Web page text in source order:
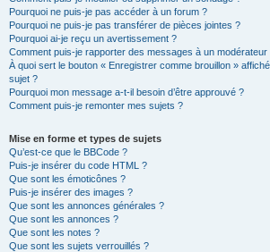
Pourquoi ne puis-je pas accéder à un forum ?
Pourquoi ne puis-je pas transférer de pièces jointes ?
Pourquoi ai-je reçu un avertissement ?
Comment puis-je rapporter des messages à un modérateur
À quoi sert le bouton « Enregistrer comme brouillon »
sujet ?
Pourquoi mon message a-t-il besoin d’être approuvé ?
Comment puis-je remonter mes sujets ?
Mise en forme et types de sujets
Qu’est-ce que le BBCode ?
Puis-je insérer du code HTML ?
Que sont les émoticônes ?
Puis-je insérer des images ?
Que sont les annonces générales ?
Que sont les annonces ?
Que sont les notes ?
Que sont les sujets verrouillés ?